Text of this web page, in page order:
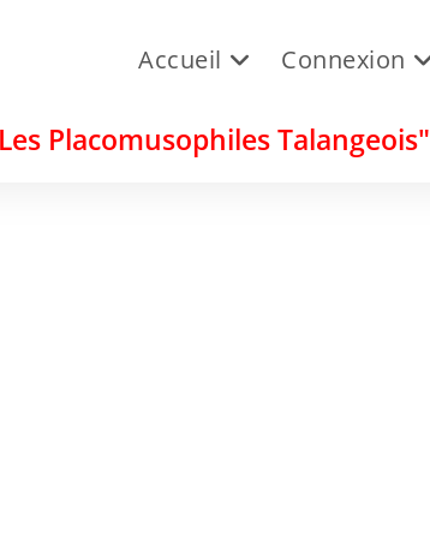
Accueil Connexion
Placomusophiles Talangeois"